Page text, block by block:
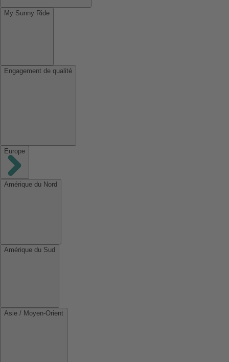
My Sunny Ride
Engagement de qualité
Europe
Amérique du Nord
Amérique du Sud
Asie / Moyen-Orient